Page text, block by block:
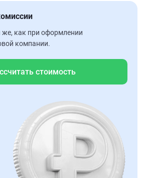
же, как при оформлении
компании.
стоимость